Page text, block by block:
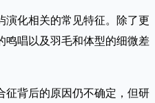
演化相关的常见特征。除了更
鸣唱以及羽毛和体型的细微差
征背后的原因仍不确定，但研